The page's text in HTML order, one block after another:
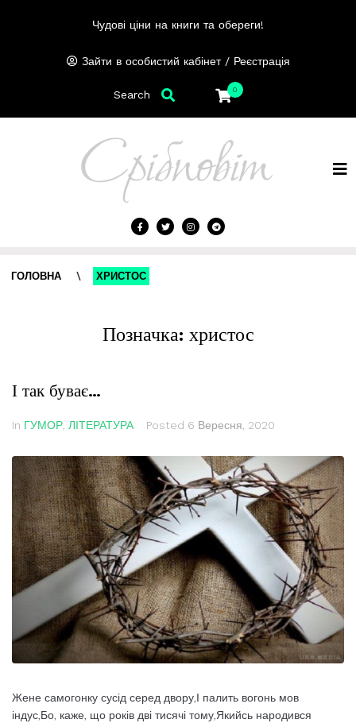
Чудові ціни на книги та обереги!
Зайти в особистий кабінет / Реєстрація
0
Search
ГОЛОВНА \ ХРИСТОС
Позначка: христос
І так буває…
In ГУМОР ЛІТЕРАТУРА Posted 6 Вересня, 2020
Жене самогонку сусід серед двору,І палить вогонь мов
індус,Бо, каже, що років дві тисячі тому,Якийсь народився